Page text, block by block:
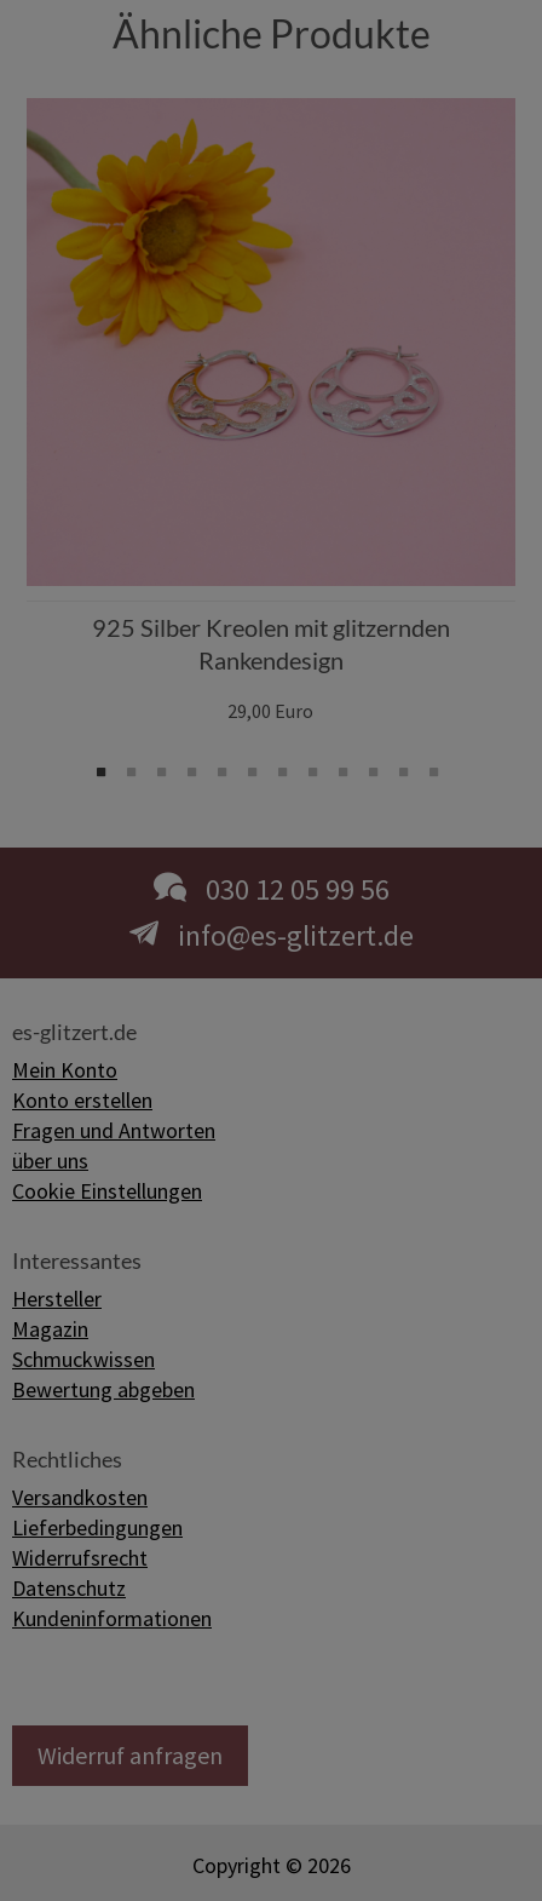
Ähnliche Produkte
925 Silber Kreolen mit glitzernden
Rankendesign
29,00 Euro
030 12 05 99 56
info@es-glitzert.de
es-glitzert.de
Mein Konto
Konto erstellen
Fragen und Antworten
über uns
Cookie Einstellungen
Interessantes
Hersteller
Magazin
Schmuckwissen
Bewertung abgeben
Rechtliches
Versandkosten
Lieferbedingungen
Widerrufsrecht
Datenschutz
Kundeninformationen
Widerruf anfragen
Copyright © 2026